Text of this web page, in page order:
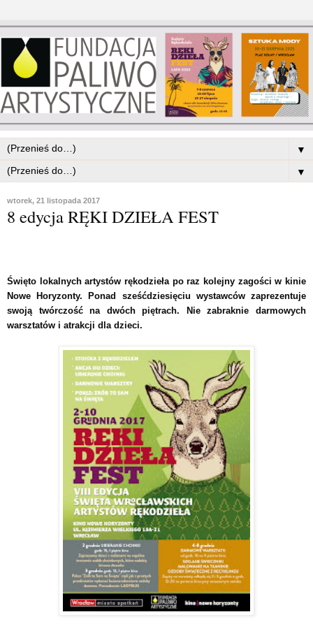
▼
▼
wtorek, 21 listopada 2017
8 edycja RĘKI DZIEŁA FEST
Święto lokalnych artystów rękodzieła po raz kolejny zagości w kinie
Nowe Horyzonty. Ponad sześćdziesięciu wystawców zaprezentuje
swoją twórczość na dwóch piętrach. Nie zabraknie darmowych
warsztatów i atrakcji dla dzieci.